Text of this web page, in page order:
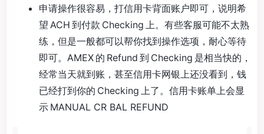
申请操作很容易，打信用卡背面账户即可，说明希
望 ACH 到付款 Checking 上。有些客服可能不太熟
练，但是一般都可以帮你找到操作选项，耐心等待
即可。AMEX 的 Refund 到 Checking 是相当快的，
经常当天就到账，甚至信用卡网银上还没看到，钱
已经打到你的 Checking 上了。信用卡账单上会显
示 MANUAL CR BAL REFUND